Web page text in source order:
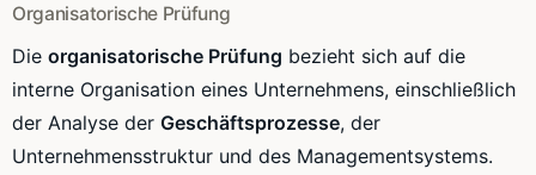
Organisatorische Prüfung
Die organisatorische Prüfung bezieht sich auf die
interne Organisation eines Unternehmens, einschließlich
der Analyse der Geschäftsprozesse, der
Unternehmensstruktur und des Managementsystems.